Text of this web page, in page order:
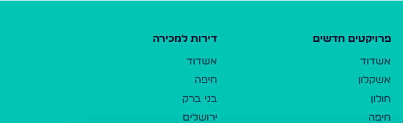
פרויקטים חדשים
אשדוד
אשקלון
חולון
חיפה
דירות למכירה
אשדוד
חיפה
בני ברק
ירושלים